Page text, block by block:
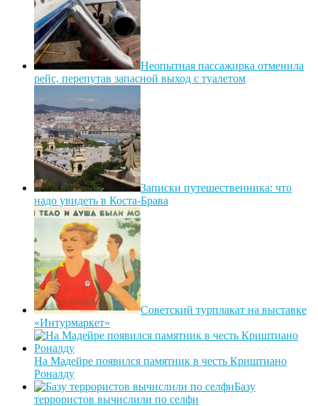
Неопытная пассажирка отменила
рейс, перепутав запасной выход с туалетом
Записки путешественника: что
надо увидеть в Коста-Брава
Советский турплакат на выставке
«Интурмаркет»
На Мадейре появился памятник в честь Криштиано
Роналду
Базу
террористов вычислили по селфи